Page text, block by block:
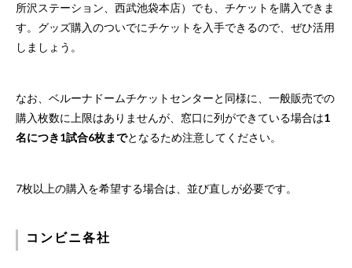
所沢ステーション、西武池袋本店）でも、チケットを購入できま
す。グッズ購入のついでにチケットを入手できるので、ぜひ活用
しましょう。
なお、ベルーナドームチケットセンターと同様に、一般販売での
購入枚数に上限はありませんが、窓口に列ができている場合は1
名につき1試合6枚までとなるため注意してください。
7枚以上の購入を希望する場合は、並び直しが必要です。
コンビニ各社